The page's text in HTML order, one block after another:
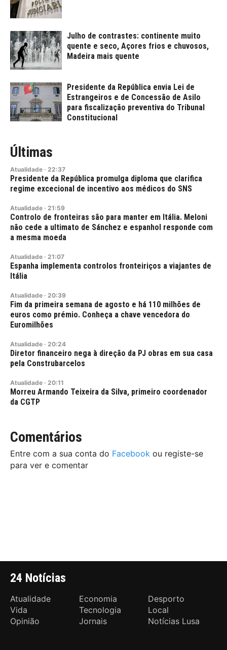
Julho de contrastes: continente muito
quente e seco, Açores frios e chuvosos,
Madeira mais quente
Presidente da República envia Lei de
Estrangeiros e de Concessão de Asilo
para fiscalização preventiva do Tribunal
Constitucional
Últimas
Atualidade · 22:37
Presidente da República promulga diploma que clarifica
regime excecional de incentivo aos médicos do SNS
Atualidade · 21:59
Controlo de fronteiras são para manter em Itália. Meloni
não cede a ultimato de Sánchez e espanhol responde com
a mesma moeda
Atualidade · 21:07
Espanha implementa controlos fronteiriços a viajantes de
Itália
Atualidade · 20:39
Fim da primeira semana de agosto e há 110 milhões de
euros como prémio. Conheça a chave vencedora do
Euromilhões
Atualidade · 20:24
Diretor financeiro nega à direção da PJ obras em sua casa
pela Construbarcelos
Atualidade · 20:11
Morreu Armando Teixeira da Silva, primeiro coordenador
da CGTP
Comentários
Entre com a sua conta do Facebook ou registe-se
para ver e comentar
24 Notícias
Atualidade Economia
Desporto
Vida
Tecnologia
Local
Opinião
Jornais Notícias Lusa